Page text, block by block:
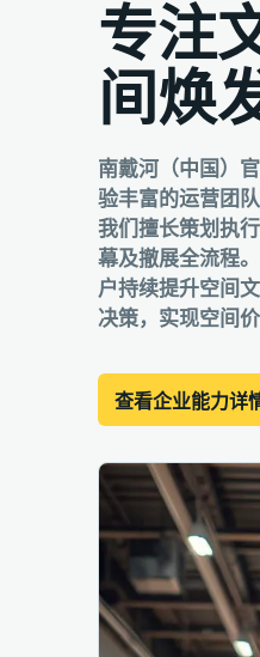
专注
间焕
南戴河（中国）
验丰富的运营团
我们擅长策划执
幕及撤展全流程
户持续提升空间
决策，实现空间价
查看企业能力详